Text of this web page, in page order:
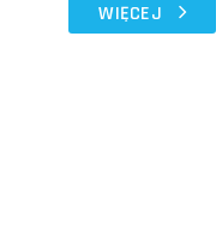
WIĘCEJ